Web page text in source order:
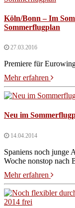
Köln/Bonn – Im
Sommerflugplan
27.03.2016
Premiere für
Mehr erfahren
Neu im
14.04.2014
Spaniens noch junge
Woche nonstop nach
Mehr erfahren